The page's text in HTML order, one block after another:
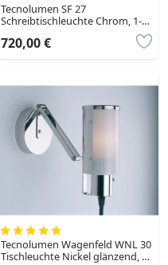
Tecnolumen SF 27
Schreibtischleuchte Chrom, 1-
720,00 €
Tecnolumen Wagenfeld WNL 30
Tischleuchte Nickel glänzend, 1-